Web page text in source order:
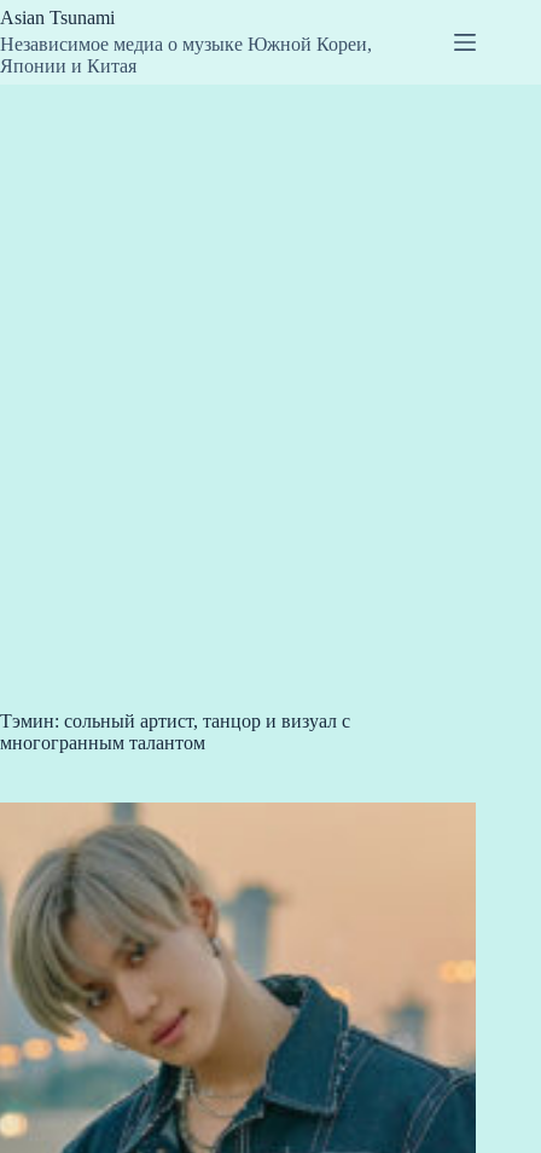
Перейти
к
сути
Asian Tsunami
Независимое медиа о музыке Южной Кореи,
Японии и Китая
Тэмин: сольный артист, танцор и визуал с
многогранным талантом